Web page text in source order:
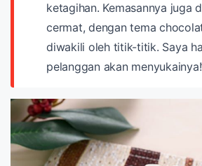
ketagihan. Kemasannya juga
cermat, dengan tema
diwakili oleh titik-titik. Saya
pelanggan akan